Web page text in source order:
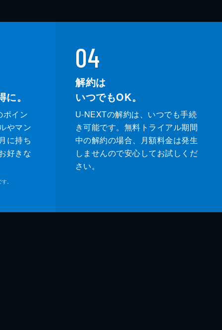
。
ポイン
やマン
に持ち
好きな
。
04
解約は
いつでもOK。
U-NEXTの解約は、いつでも手続
き可能です。無料トライアル期間
中の解約の場合、月額料金は発生
しませんので安心してお試しくだ
さい。